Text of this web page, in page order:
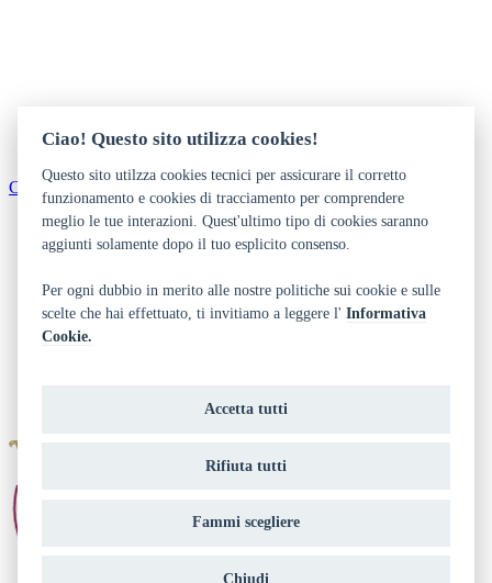
Come arrivare
Dichiarazione di accessibilità
Privacy
Art Bonus
Area riservata biblioteca
Contatti
Richiedi accesso all'area riservata
Ciao! Questo sito utilizza cookies!
Questo sito utilzza cookies tecnici per assicurare il corretto
funzionamento e cookies di tracciamento per comprendere
meglio le tue interazioni. Quest'ultimo tipo di cookies saranno
aggiunti solamente dopo il tuo esplicito consenso.
Per ogni dubbio in merito alle nostre politiche sui cookie e sulle
scelte che hai effettuato, ti invitiamo a leggere l'Informativa
Cookie.
Accetta tutti
Rifiuta tutti
Fammi scegliere
Chiudi